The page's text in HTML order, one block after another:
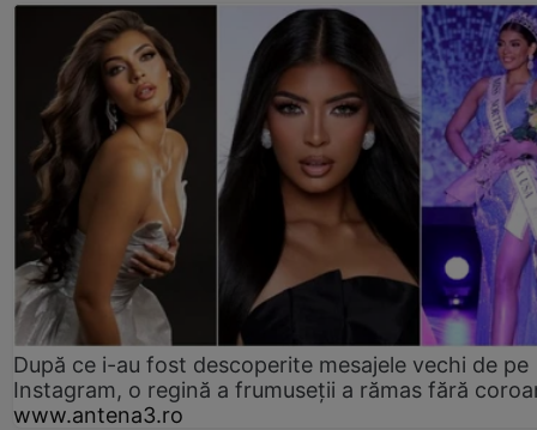
După ce i-au fost descoperite mesajele vechi de pe
Instagram, o regină a frumuseții a rămas fără
www.antena3.ro